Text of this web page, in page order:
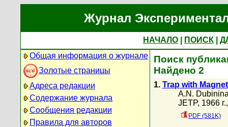
Журнал
НАЧАЛО ПОИСК
Общая информация о журнале
Золотые страницы
Адреса редакции
Содержание журнала
Сообщения редакции
Правила для авторов
Поиск
Найдено 2
1. Trap with
A.N.
JETP, 1966
PDF (581K)